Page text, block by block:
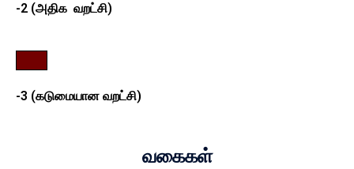
-2 (அதிக வறட்சி)
-3 (கடுமையான வறட்சி)
வகைகள்